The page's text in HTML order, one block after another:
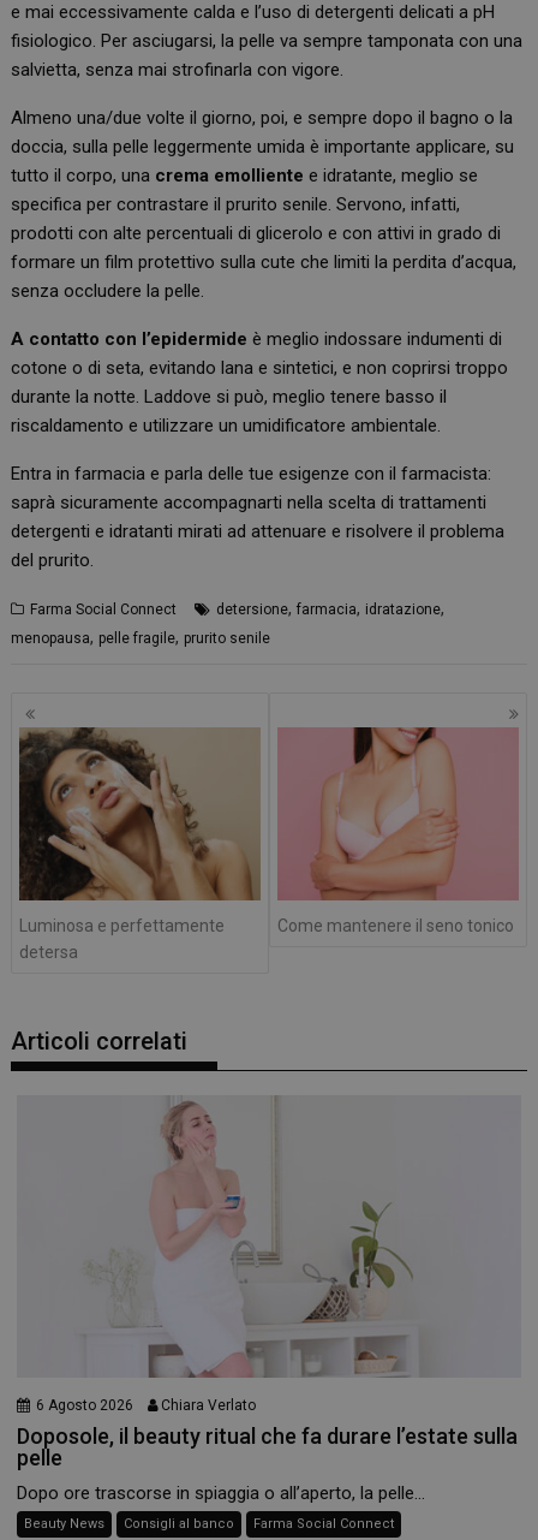
e mai eccessivamente calda e l’uso di detergenti delicati a pH
fisiologico. Per asciugarsi, la pelle va sempre tamponata con una
salvietta, senza mai strofinarla con vigore.
Almeno una/due volte il giorno, poi, e sempre dopo il bagno o la
doccia, sulla pelle leggermente umida è importante applicare, su
tutto il corpo, una crema emolliente e idratante, meglio se
specifica per contrastare il prurito senile. Servono, infatti,
prodotti con alte percentuali di glicerolo e con attivi in grado di
formare un film protettivo sulla cute che limiti la perdita d’acqua,
senza occludere la pelle.
A contatto con l’epidermide è meglio indossare indumenti di
cotone o di seta, evitando lana e sintetici, e non coprirsi troppo
durante la notte. Laddove si può, meglio tenere basso il
riscaldamento e utilizzare un umidificatore ambientale.
Entra in farmacia e parla delle tue esigenze con il farmacista:
saprà sicuramente accompagnarti nella scelta di trattamenti
detergenti e idratanti mirati ad attenuare e risolvere il problema
del prurito.
Farma Social Connect detersione,farmacia, idratazione,
menopausa, pelle fragile, prurito senile
Navigazione
articoli
Luminosa e perfettamente
detersa
Come mantenere il seno tonico
Articoli correlati
6 Agosto 2026 Chiara Verlato
Doposole, il beauty ritual che fa durare l’estate sulla
pelle
Dopo ore trascorse in spiaggia o all’aperto, la pelle...
Beauty News Consigli al banco Farma Social Connect